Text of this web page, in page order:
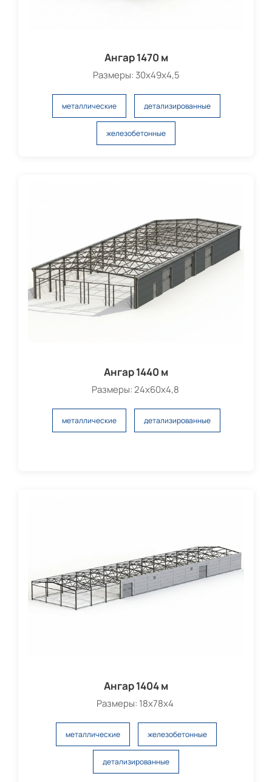
Ангар 1470 м
Размеры: 30х49х4,5
металлические детализированные
железобетонные
Ангар 1440 м
Размеры: 24х60х4,8
металлические детализированные
Ангар 1404 м
Размеры: 18х78х4
металлические железобетонные
детализированные